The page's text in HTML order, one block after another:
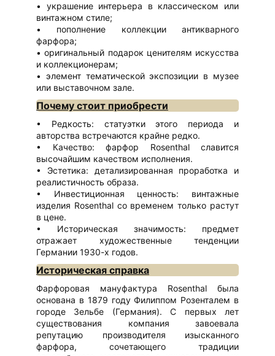
украшение интерьера в классическом или
винтажном стиле;
пополнение коллекции антикварного
фарфора;
оригинальный подарок ценителям искусства
и коллекционерам;
элемент тематической экспозиции в музее
или выставочном зале.
Почему стоит приобрести
Редкость: статуэтки этого периода и
авторства встречаются крайне редко.
Качество: фарфор Rosenthal славится
высочайшим качеством исполнения.
Эстетика: детализированная проработка и
реалистичность образа.
Инвестиционная ценность: винтажные
изделия Rosenthal со временем только растут
в цене.
Историческая значимость: предмет
отражает художественные тенденции
Германии 1930-х годов.
Историческая справка
Фарфоровая мануфактура Rosenthal была
основана в 1879 году Филиппом Розенталем в
городе Зельбе (Германия). С первых лет
существования компания завоевала
репутацию производителя изысканного
фарфора, сочетающего традиции